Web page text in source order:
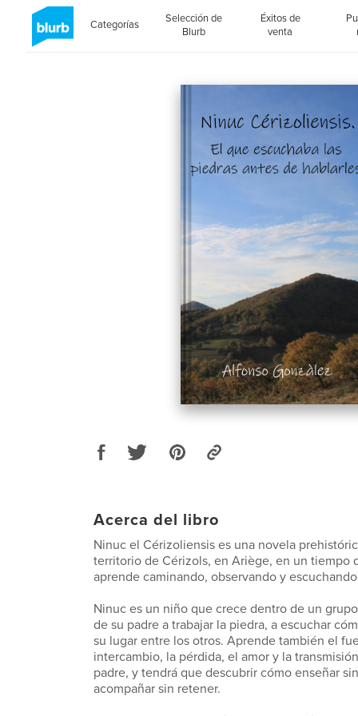
Categorías
Selección de
Blurb
Éxitos de
venta
Acerca del libro
Ninuc el Cérizoliensis es una novela
territorio de Cérizols, en Ariège, en un tiempo
aprende caminando, observando y
Ninuc es un niño que crece dentro de un
de su padre a trabajar la piedra, a escuchar
su lugar entre los otros. Aprende también el
intercambio, la pérdida, el amor y la
padre, y tendrá que descubrir cómo enseñar
acompañar sin retener.